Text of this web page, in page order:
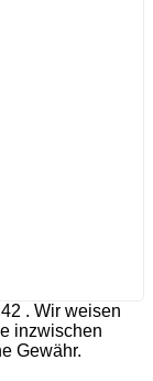
. Wir weisen
inzwischen
Gewähr.